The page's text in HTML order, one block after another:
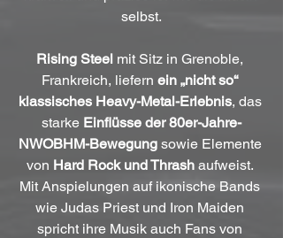
selbst.
Rising Steel mit Sitz in Grenoble,
Frankreich, liefern ein „nicht so“
klassisches Heavy-Metal-Erlebnis, das
starke Einflüsse der 80er-Jahre-
NWOBHM-Bewegung sowie Elemente
von Hard Rock und Thrash aufweist.
Mit Anspielungen auf ikonische Bands
wie Judas Priest und Iron Maiden
spricht ihre Musik auch Fans von